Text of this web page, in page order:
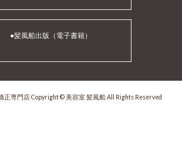
●髪風船出版（電子書籍）
専門店 Copyright © 美容室 髪風船 All Rights Reserved